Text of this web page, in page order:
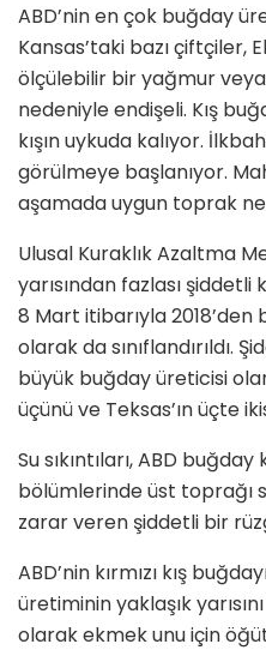
ABD’nin en çok buğday
Kansas’taki bazı çiftçiler,
ölçülebilir bir yağmur veya
nedeniyle endişeli. Kış
kışın uykuda kalıyor.
görülmeye başlanıyor.
aşamada uygun toprak
Ulusal Kuraklık Azaltma
yarısından fazlası şiddetli
8 Mart itibarıyla
olarak da sınıflandırıldı.
büyük buğday üreticisi
üçünü ve Teksas’ın üçte
Su sıkıntıları, ABD buğday
bölümlerinde üst toprağı
zarar veren şiddetli bir
ABD’nin kırmızı kış
üretiminin yaklaşık
olarak ekmek unu için